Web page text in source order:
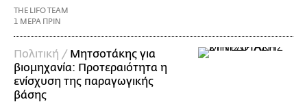
THE LIFO TEAM
1 ΜΕΡΑ ΠΡΙΝ
Πολιτική / Μητσοτάκης για
βιομηχανία: Προτεραιότητα η
ενίσχυση της παραγωγικής
βάσης